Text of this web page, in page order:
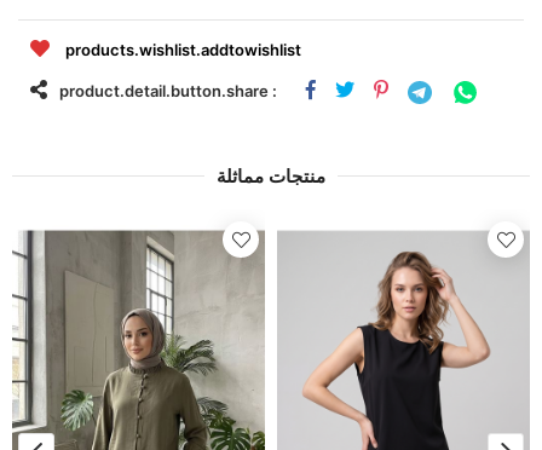
products.wishlist.addtowishlist
product.detail.button.share :
منتجات مماثلة